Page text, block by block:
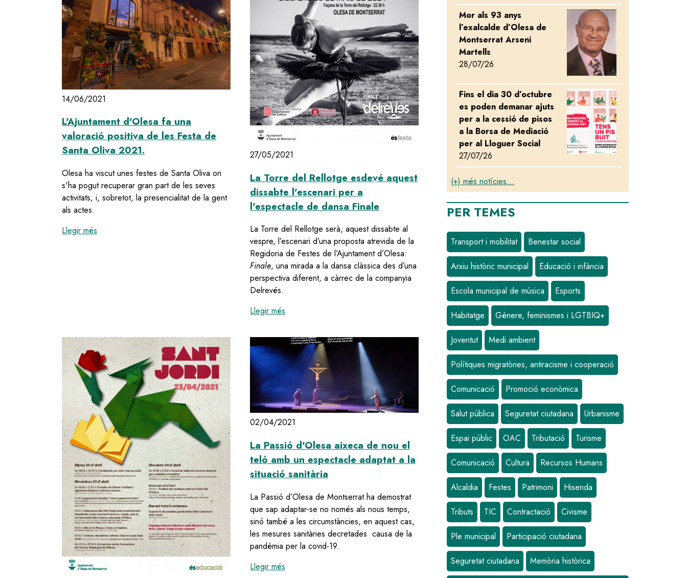
14/06/2021
L'Ajuntament d'Olesa fa una
valoració positiva de les Festa de
Santa Oliva 2021.
Olesa ha viscut unes festes de Santa Oliva on
s'ha pogut recuperar gran part de les seves
activitats, i, sobretot, la presencialitat de la gent
als actes.
Llegir més
L'Ajuntament d'Olesa fa una valoració positiva de les Festa de Santa Oliva 2021.
27/05/2021
La Torre del Rellotge esdevé aquest
dissabte l'escenari per a
l'espectacle de dansa Finale
La Torre del Rellotge serà, aquest dissabte al
vespre, l’escenari d’una proposta atrevida de la
Regidoria de Festes de l’Ajuntament d’Olesa:
Finale, una mirada a la dansa clàssica des d’una
perspectiva diferent, a càrrec de la companyia
Delrevés.
Llegir més
La Torre del Rellotge esdevé aquest dissabte l'escenari per a l'espectacle de dansa Finale
02/04/2021
La Passió d'Olesa aixeca de nou el
teló amb un espectacle adaptat a la
situació sanitària
La Passió d’Olesa de Montserrat ha demostrat
que sap adaptar-se no només als nous temps,
sinó també a les circumstàncies, en aquest cas,
les mesures sanitàries decretades causa de la
pandèmia per la covid-19.
Llegir més
La Passió d'Olesa aixeca de nou el teló amb un espectacle adaptat a la situació sanitària
Mor als 93 anys
l’exalcalde d’Olesa de
Montserrat Arseni
Martells
28/07/26
Image
Fins el dia 30 d’octubre
es poden demanar ajuts
per a la cessió de pisos
a la Borsa de Mediació
per al Lloguer Social
27/07/26
Image
(+) més notícies...
PER TEMES
Transport i mobilitat Benestar social
Arxiu històric municipal Educació i infància
Escola municipal de música Esports
Habitatge Gènere, feminismes i LGTBIQ+
Joventut Medi ambient
Polítiques migratòries, antiracisme i cooperació
Comunicació Promoció econòmica
Salut pública Seguretat ciutadana Urbanisme
Espai públic OAC Tributació Turisme
Comunicació Cultura Recursos Humans
Alcaldia Festes Patrimoni Hisenda
Tributs TIC Contractació Civisme
Ple municipal Participació ciutadana
Seguretat ciutadana Memòria històrica